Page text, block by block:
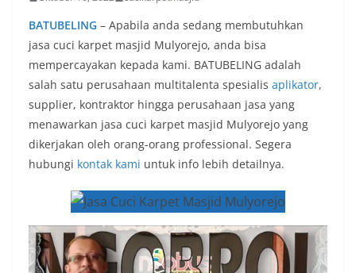
BATUBELING – Apabila anda sedang membutuhkan
jasa cuci karpet masjid Mulyorejo, anda bisa
mempercayakan kepada kami. BATUBELING adalah
salah satu perusahaan multitalenta spesialis aplikator,
supplier, kontraktor hingga perusahaan jasa yang
menawarkan jasa cuci karpet masjid Mulyorejo yang
dikerjakan oleh orang-orang professional. Segera
hubungi kontak kami untuk info lebih detailnya.